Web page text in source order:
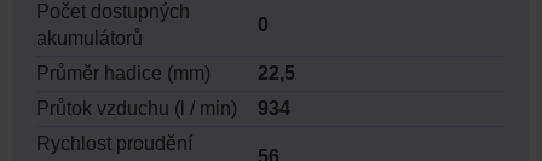
Počet dostupných
akumulátorů
0
Průměr hadice (mm)
22,5
Průtok vzduchu (l / min)
934
Rychlost proudění